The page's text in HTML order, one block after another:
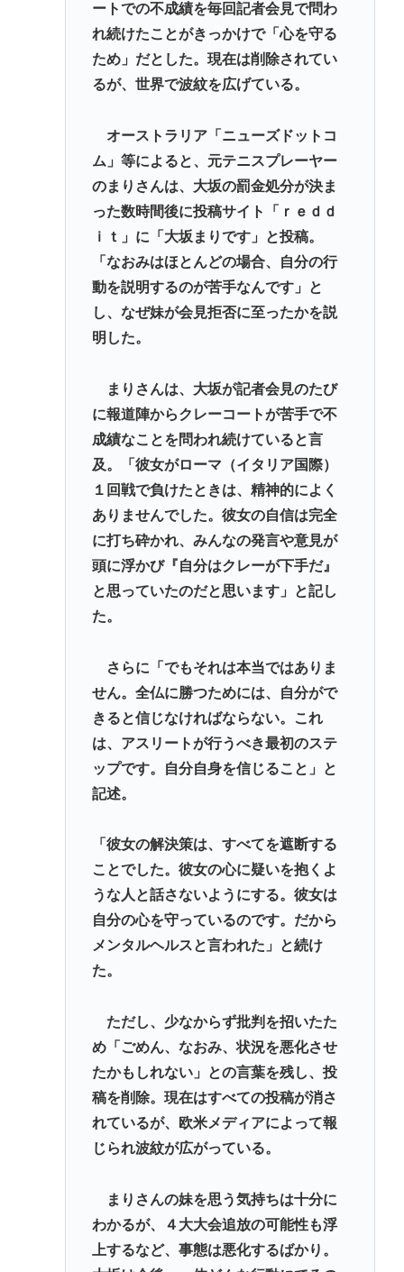
NHK会長「パトカー・消防車からの受信料徴収、猛
反発が凄いので検討し直します…」
日本人主審も該当か 韓国サッカー協会、外国人審
判に性接待疑惑…現地メディア「4強神話も疑われる
【悲報】瀬戸環奈さん、中学時代のトラウマがヤバ
すぎる 【Pickup08083041】
林家パー子、認知症だった
Powered by livedoor 相互RSS
ートでの不成績を毎回記者会見で問わ
れ続けたことがきっかけで「心を守る
ため」だとした。現在は削除されてい
るが、世界で波紋を広げている。
オーストラリア「ニューズドットコ
ム」等によると、元テニスプレーヤー
のまりさんは、大坂の罰金処分が決ま
った数時間後に投稿サイト「ｒｅｄｄ
ｉｔ」に「大坂まりです」と投稿。
「なおみはほとんどの場合、自分の行
動を説明するのが苦手なんです」と
し、なぜ妹が会見拒否に至ったかを説
明した。
まりさんは、大坂が記者会見のたび
に報道陣からクレーコートが苦手で不
成績なことを問われ続けていると言
及。「彼女がローマ（イタリア国際）
１回戦で負けたときは、精神的によく
ありませんでした。彼女の自信は完全
に打ち砕かれ、みんなの発言や意見が
頭に浮かび『自分はクレーが下手だ』
と思っていたのだと思います」と記し
た。
さらに「でもそれは本当ではありま
せん。全仏に勝つためには、自分がで
きると信じなければならない。これ
は、アスリートが行うべき最初のステ
ップです。自分自身を信じること」と
記述。
「彼女の解決策は、すべてを遮断する
ことでした。彼女の心に疑いを抱くよ
うな人と話さないようにする。彼女は
自分の心を守っているのです。だから
メンタルヘルスと言われた」と続け
た。
ただし、少なからず批判を招いたた
め「ごめん、なおみ、状況を悪化させ
たかもしれない」との言葉を残し、投
稿を削除。現在はすべての投稿が消さ
れているが、欧米メディアによって報
じられ波紋が広がっている。
まりさんの妹を思う気持ちは十分に
わかるが、４大大会追放の可能性も浮
上するなど、事態は悪化するばかり。